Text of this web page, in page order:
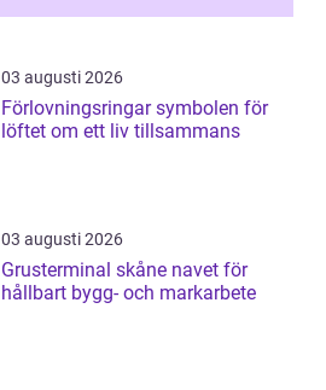
03 augusti 2026
Förlovningsringar symbolen för
löftet om ett liv tillsammans
03 augusti 2026
Grusterminal skåne navet för
hållbart bygg- och markarbete